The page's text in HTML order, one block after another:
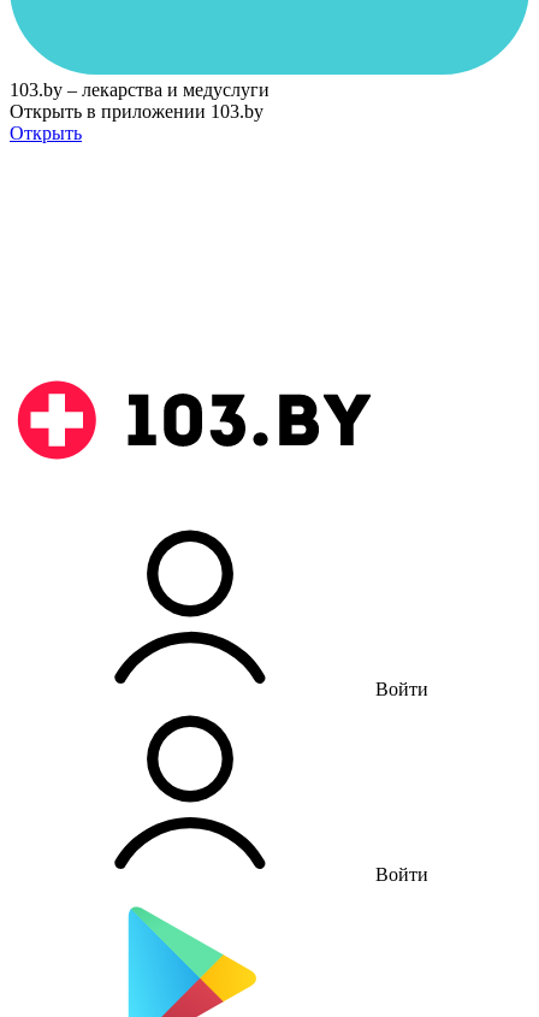
103.by – лекарства и медуслуги
Открыть в приложении 103.by
Открыть
Войти
Войти